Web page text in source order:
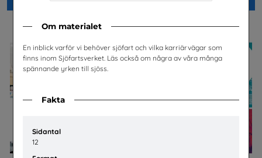
Fakta
Sidantal
12
Om materialet
En inblick varför vi behöver sjöfart och vilka karriärvägar som
finns inom Sjöfartsverket. Läs också om några av våra många
spännande yrken till sjöss.